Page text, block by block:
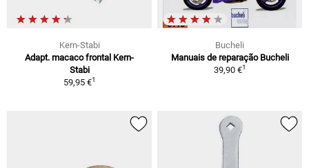
Kern-Stabi
Adapt. macaco frontal Kern-
Stabi
59,95 €1
Bucheli
Manuais de reparação Bucheli
39,90 €1